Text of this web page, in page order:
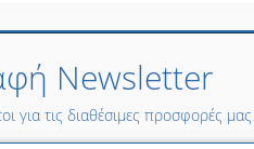
Newsletter
για τις διαθέσιμες προσφορές